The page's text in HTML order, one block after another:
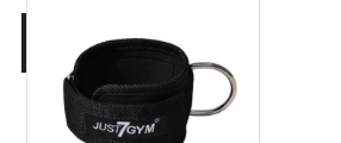
24.50zł.